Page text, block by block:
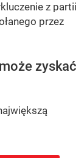
z partii
przez
zyskać